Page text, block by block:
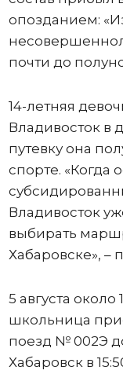
опозданием:
почти до
14-летняя
Владивосток в
путевку она
спорте. «Когда
Владивосток
выбирать
Хабаровске», –
5 августа
школьница
поезд № 002Э
Хабаровск в